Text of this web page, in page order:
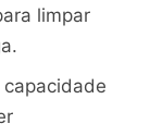
limpar
capacidade